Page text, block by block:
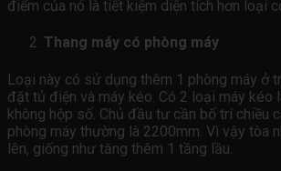
điểm của nó là tiết kiệm diện tích hơn loại
Thang máy có phòng máy
Loại này có sử dụng thêm 1 phòng máy ở
đặt tủ điện và máy kéo. Có 2 loại máy kéo
không hộp số. Chủ đầu tư cần bố trí chiều
phòng máy thường là 2200mm. Vì vậy tòa
lên, giống như tăng thêm 1 tầng lầu.